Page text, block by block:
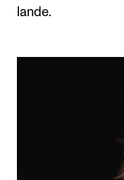
lande.